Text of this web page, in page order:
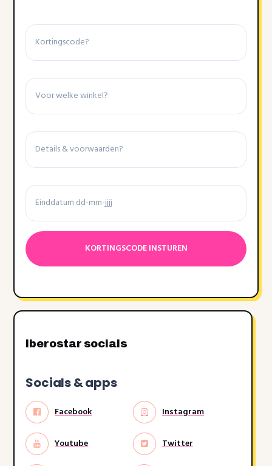
Kortingscode
Winkel
Details
voorwaarden
Einddatum
Datumnotatie:DD
dash
MM
dash
Iberostar socials
Socials & apps
Facebook Instagram
Youtube Twitter